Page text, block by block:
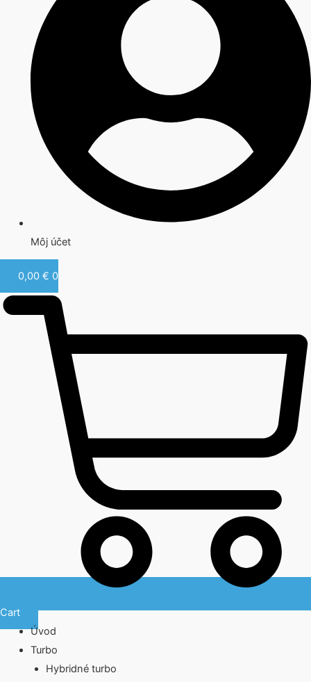
Môj účet
0,00 € 0
Cart
Úvod
Turbo
Hybridné turbo